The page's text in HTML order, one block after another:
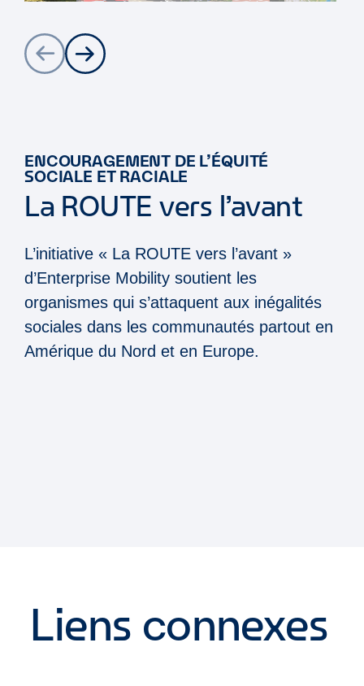
ENCOURAGEMENT DE L’ÉQUITÉ
SOCIALE ET RACIALE
La ROUTE vers l’avant
L’initiative « La ROUTE vers l’avant »
d’Enterprise Mobility soutient les
organismes qui s’attaquent aux inégalités
sociales dans les communautés partout en
Amérique du Nord et en Europe.
Liens connexes